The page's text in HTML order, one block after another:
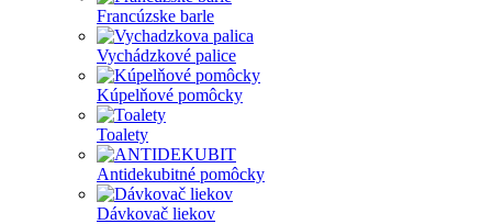
Francúzske barle
Vychádzkové palice
Kúpelňové pomôcky
Toalety
Antidekubitné pomôcky
Dávkovač liekov